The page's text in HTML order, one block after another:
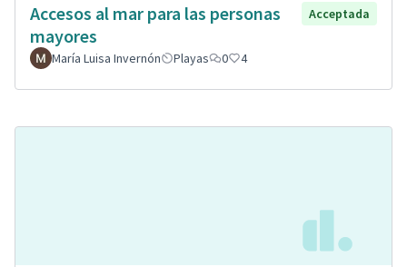
Accesos al mar para las personas
mayores
Acceptada
María Luisa Invernón Playas 0 4